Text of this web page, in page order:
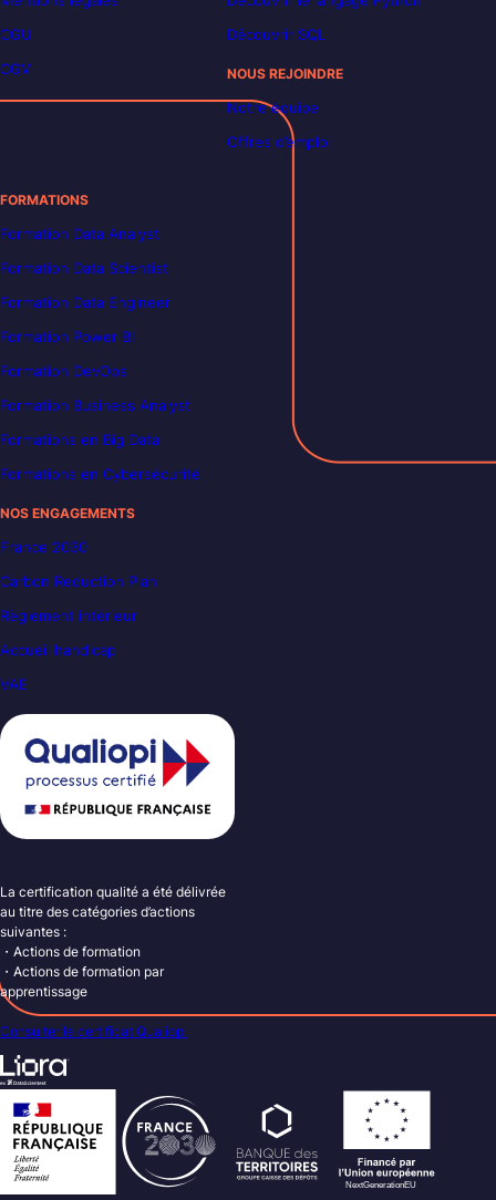
CGU
CGV
Découvrir SQL
NOUS REJOINDRE
Notre équipe
Offres d’emploi
FORMATIONS
Formation Data Analyst
Formation Data Scientist
Formation Data Engineer
Formation Power BI
Formation DevOps
Formation Business Analyst
Formations en Big Data
Formations en Cybersécurité
NOS ENGAGEMENTS
France 2030
Carbon Reduction Plan
Règlement intérieur
Accueil handicap
VAE
La certification qualité a été délivrée
au titre des catégories d’actions
suivantes :
・Actions de formation
・Actions de formation par
apprentissage
Consulter le certificat Qualiopi